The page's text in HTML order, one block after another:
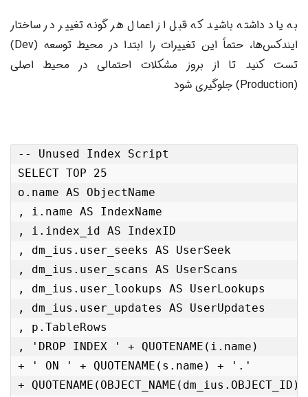
به یاد داشته باشید که قبل از اعمال هر گونه تغییر در ساختار
ایندکس‌ها، حتماً این تغییرات را ابتدا در محیط توسعه (Dev)
تست کنید تا از بروز مشکلات احتمالی در محیط اصلی
(Production) جلوگیری شود
-- Unused Index Script
SELECT TOP 25
o.name AS ObjectName
, i.name AS IndexName
, i.index_id AS IndexID
, dm_ius.user_seeks AS UserSeek
, dm_ius.user_scans AS UserScans
, dm_ius.user_lookups AS UserLookups
, dm_ius.user_updates AS UserUpdates
, p.TableRows
, 'DROP INDEX ' + QUOTENAME(i.name)
+ ' ON ' + QUOTENAME(s.name) + '.'
+